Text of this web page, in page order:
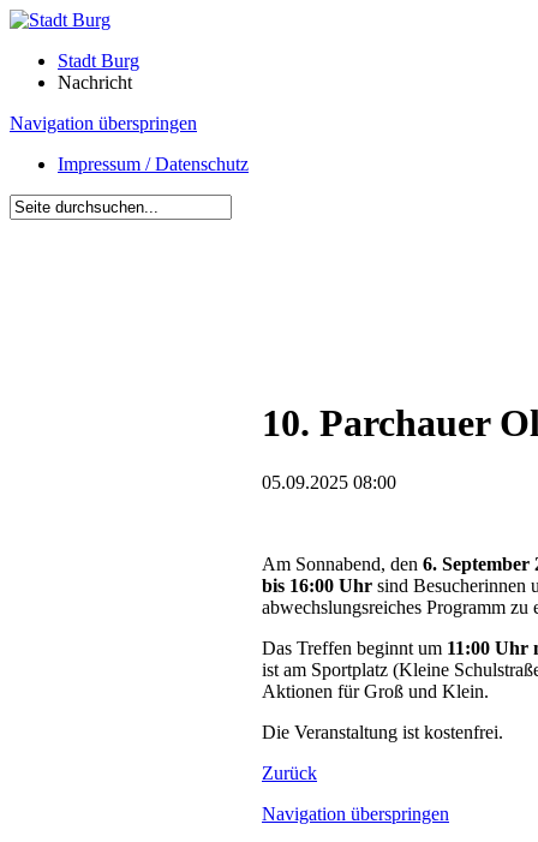
Stadt Burg
Nachricht
Navigation überspringen
Impressum / Datenschutz
10. Parchauer
05.09.2025 08:00
Am Sonnabend, den 6. September
bis 16:00 Uhr sind Besucherinnen
abwechslungsreiches Programm zu
Das Treffen beginnt um 11:00 Uhr
ist am Sportplatz (Kleine
Aktionen für Groß und Klein.
Die Veranstaltung ist kostenfrei.
Zurück
Navigation überspringen